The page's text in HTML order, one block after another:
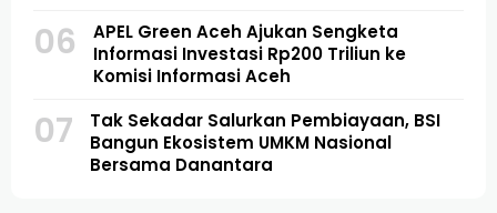
06
APEL Green Aceh Ajukan Sengketa
Informasi Investasi Rp200 Triliun ke
Komisi Informasi Aceh
07
Tak Sekadar Salurkan Pembiayaan, BSI
Bangun Ekosistem UMKM Nasional
Bersama Danantara